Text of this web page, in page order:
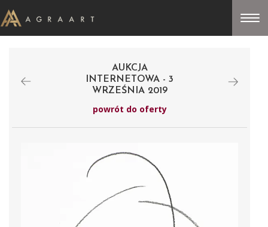
AUKCJA
INTERNETOWA - 3
WRZEŚNIA 2019
powrót do oferty